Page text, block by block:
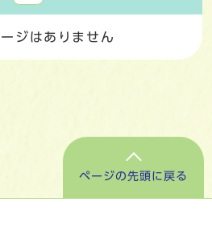
ジはありません
ページの先頭に戻る